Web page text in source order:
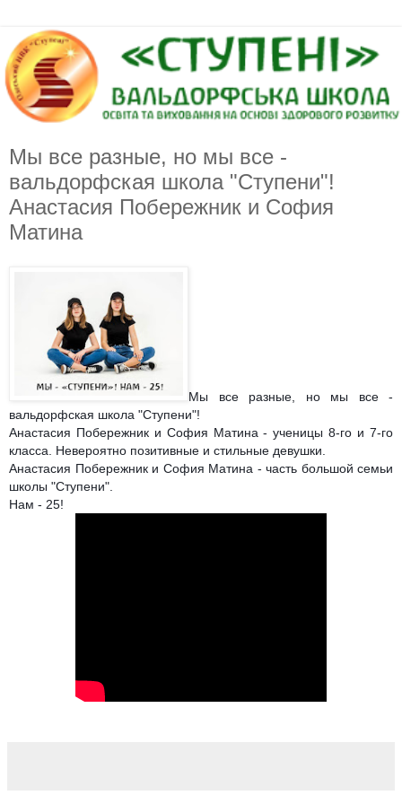
Мы все разные, но мы все -
вальдорфская школа "Ступени"!
Анастасия Побережник и София
Матина
Мы все разные, но мы все -
вальдорфская школа "Ступени"!
Анастасия Побережник и София Матина - ученицы 8-го и 7-го
класса. Невероятно позитивные и стильные девушки.
Анастасия Побережник и София Матина - часть большой семьи
школы "Ступени".
Нам - 25!